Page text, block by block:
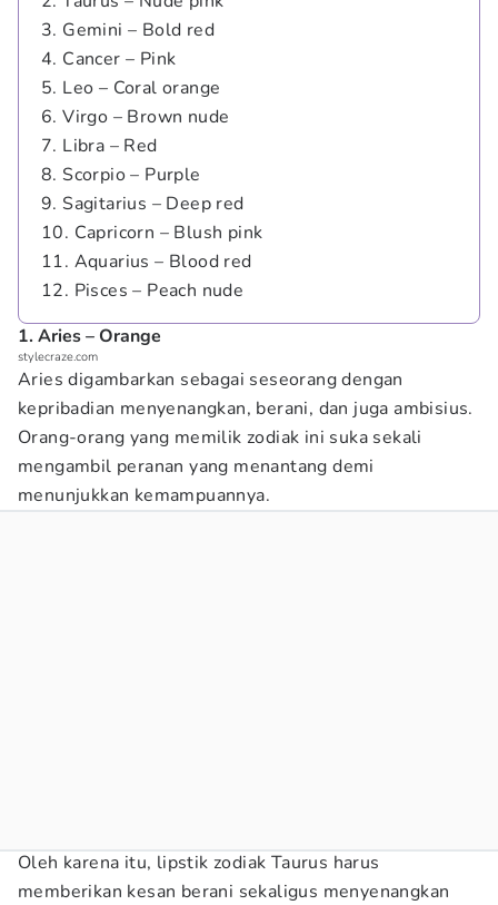
3. Gemini – Bold red
4. Cancer – Pink
5. Leo – Coral orange
6. Virgo – Brown nude
7. Libra – Red
8. Scorpio – Purple
9. Sagitarius – Deep red
10. Capricorn – Blush pink
11. Aquarius – Blood red
12. Pisces – Peach nude
1. Aries – Orange
stylecraze.com
Aries digambarkan sebagai seseorang dengan
kepribadian menyenangkan, berani, dan juga ambisius.
Orang-orang yang memilik zodiak ini suka sekali
mengambil peranan yang menantang demi
menunjukkan kemampuannya.
Oleh karena itu, lipstik zodiak Taurus harus
memberikan kesan berani sekaligus menyenangkan